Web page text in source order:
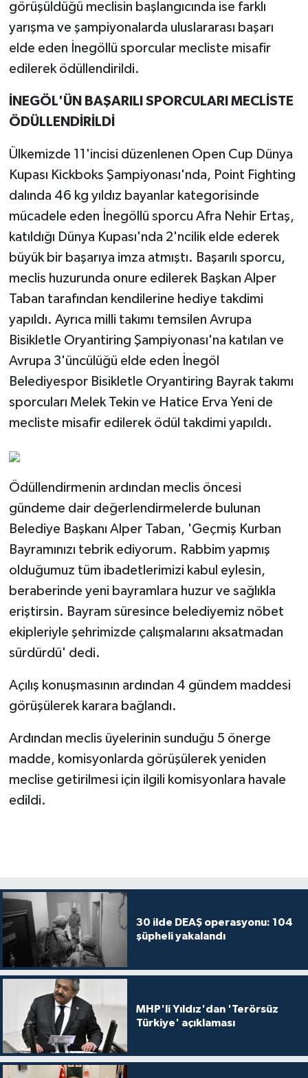
görüşüldüğü meclisin başlangıcında ise farklı
yarışma ve şampiyonalarda uluslararası başarı
elde eden İnegöllü sporcular mecliste misafir
edilerek ödüllendirildi.
İNEGÖL'ÜN BAŞARILI SPORCULARI MECLİSTE
ÖDÜLLENDİRİLDİ
Ülkemizde 11'incisi düzenlenen Open Cup Dünya
Kupası Kickboks Şampiyonası'nda, Point Fighting
dalında 46 kg yıldız bayanlar kategorisinde
mücadele eden İnegöllü sporcu Afra Nehir Ertaş,
katıldığı Dünya Kupası'nda 2'ncilik elde ederek
büyük bir başarıya imza atmıştı. Başarılı sporcu,
meclis huzurunda onure edilerek Başkan Alper
Taban tarafından kendilerine hediye takdimi
yapıldı. Ayrıca milli takımı temsilen Avrupa
Bisikletle Oryantiring Şampiyonası'na katılan ve
Avrupa 3'üncülüğü elde eden İnegöl
Belediyespor Bisikletle Oryantiring Bayrak takımı
sporcuları Melek Tekin ve Hatice Erva Yeni de
mecliste misafir edilerek ödül takdimi yapıldı.
Ödüllendirmenin ardından meclis öncesi
gündeme dair değerlendirmelerde bulunan
Belediye Başkanı Alper Taban, 'Geçmiş Kurban
Bayramınızı tebrik ediyorum. Rabbim yapmış
olduğumuz tüm ibadetlerimizi kabul eylesin,
beraberinde yeni bayramlara huzur ve sağlıkla
eriştirsin. Bayram süresince belediyemiz nöbet
ekipleriyle şehrimizde çalışmalarını aksatmadan
sürdürdü' dedi.
Açılış konuşmasının ardından 4 gündem maddesi
görüşülerek karara bağlandı.
Ardından meclis üyelerinin sunduğu 5 önerge
madde, komisyonlarda görüşülerek yeniden
meclise getirilmesi için ilgili komisyonlara havale
edildi.
30 ilde DEAŞ operasyonu: 104
şüpheli yakalandı
MHP'li Yıldız'dan 'Terörsüz
Türkiye' açıklaması